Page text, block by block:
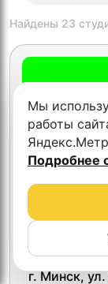
Найдены 23
Тест
г. Минск,
Мы
работы
Подробнее